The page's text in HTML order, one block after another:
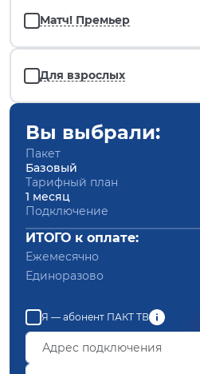
Матч! Премьер
Для взрослых
Вы выбрали:
Пакет
Базовый
Тарифный план
1 месяц
Подключение
ИТОГО к оплате:
Ежемесячно
Единоразово
Я — абонент ПАКТ ТВ